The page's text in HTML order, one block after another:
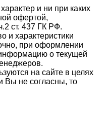
и ни при каких
офертой,
ст. 437 ГК РФ.
и характеристики
при оформлении
о текущей
на сайте в целях
Вы не согласны, то